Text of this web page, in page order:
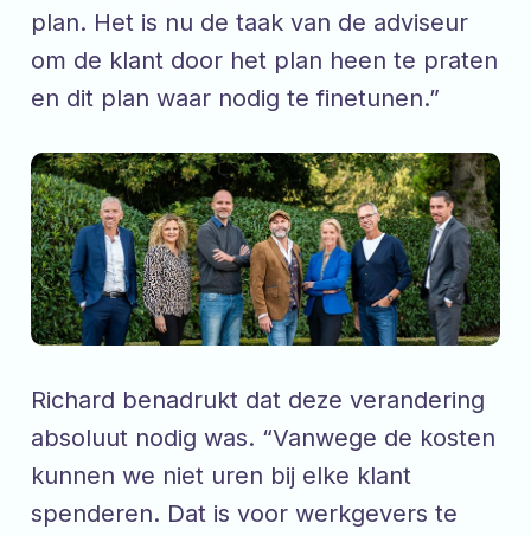
plan. Het is nu de taak van de adviseur
om de klant door het plan heen te praten
en dit plan waar nodig te finetunen.”
Richard benadrukt dat deze verandering
absoluut nodig was. “Vanwege de kosten
kunnen we niet uren bij elke klant
spenderen. Dat is voor werkgevers te